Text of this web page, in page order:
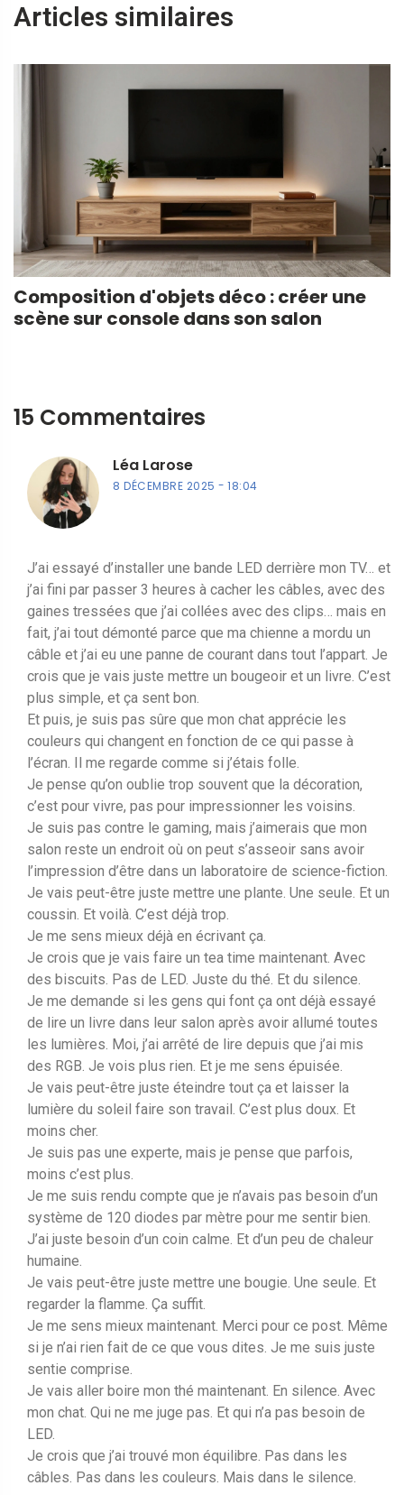
Articles similaires
Composition d'objets déco : créer une
scène sur console dans son salon
15 Commentaires
Léa Larose
8 DÉCEMBRE 2025 18:04
J’ai essayé d’installer une bande LED derrière mon TV… et
j’ai fini par passer 3 heures à cacher les câbles, avec des
gaines tressées que j’ai collées avec des clips… mais en
fait, j’ai tout démonté parce que ma chienne a mordu un
câble et j’ai eu une panne de courant dans tout l’appart. Je
crois que je vais juste mettre un bougeoir et un livre. C’est
plus simple, et ça sent bon.
Et puis, je suis pas sûre que mon chat apprécie les
couleurs qui changent en fonction de ce qui passe à
l’écran. Il me regarde comme si j’étais folle.
Je pense qu’on oublie trop souvent que la décoration,
c’est pour vivre, pas pour impressionner les voisins.
Je suis pas contre le gaming, mais j’aimerais que mon
salon reste un endroit où on peut s’asseoir sans avoir
l’impression d’être dans un laboratoire de science-fiction.
Je vais peut-être juste mettre une plante. Une seule. Et un
coussin. Et voilà. C’est déjà trop.
Je me sens mieux déjà en écrivant ça.
Je crois que je vais faire un tea time maintenant. Avec
des biscuits. Pas de LED. Juste du thé. Et du silence.
Je me demande si les gens qui font ça ont déjà essayé
de lire un livre dans leur salon après avoir allumé toutes
les lumières. Moi, j’ai arrêté de lire depuis que j’ai mis
des RGB. Je vois plus rien. Et je me sens épuisée.
Je vais peut-être juste éteindre tout ça et laisser la
lumière du soleil faire son travail. C’est plus doux. Et
moins cher.
Je suis pas une experte, mais je pense que parfois,
moins c’est plus.
Je me suis rendu compte que je n’avais pas besoin d’un
système de 120 diodes par mètre pour me sentir bien.
J’ai juste besoin d’un coin calme. Et d’un peu de chaleur
humaine.
Je vais peut-être juste mettre une bougie. Une seule. Et
regarder la flamme. Ça suffit.
Je me sens mieux maintenant. Merci pour ce post. Même
si je n’ai rien fait de ce que vous dites. Je me suis juste
sentie comprise.
Je vais aller boire mon thé maintenant. En silence. Avec
mon chat. Qui ne me juge pas. Et qui n’a pas besoin de
LED.
Je crois que j’ai trouvé mon équilibre. Pas dans les
câbles. Pas dans les couleurs. Mais dans le silence.